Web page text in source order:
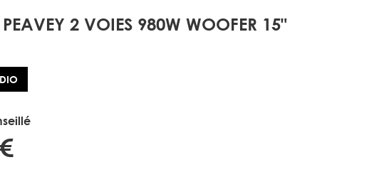
PEAVEY 2 VOIES 980W WOOFER 15"